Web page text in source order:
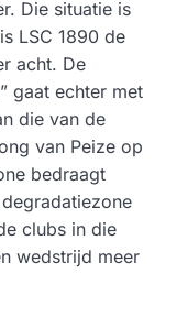
Die situatie is
LSC 1890 de
acht. De
gaat echter met
die van de
van Peize op
bedraagt
clubs in die
wedstrijd meer